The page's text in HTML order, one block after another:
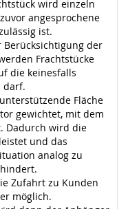
wird einzeln
angesprochene
ist.
Berücksichtigung der
Frachtstücke
die keinesfalls
darf.
Fläche
gewichtet, mit dem
Dadurch wird die
und das
analog zu
Zufahrt zu Kunden
möglich.